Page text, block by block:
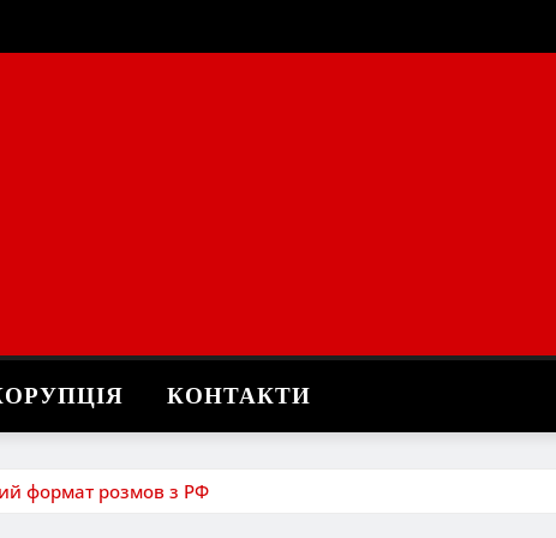
КОНТАКТИ
формат розмов з РФ